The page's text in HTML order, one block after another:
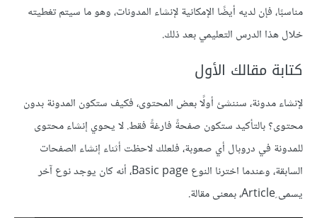
مناسبًا، فإن لديه أيضًا الإمكانية لإنشاء المدونات، وهو ما سيتم تغطيته
خلال هذا الدرس التعليمي بعد ذلك.
كتابة مقالك الأول
لإنشاء مدونة، سننشئ أولًا بعض المحتوى، فكيف ستكون المدونة بدون
محتوى؟ بالتأكيد ستكون صفحةً فارغةً فقط. لا يحوي إنشاء محتوى
للمدونة في دروبال أي صعوبة، فلعلك لاحظت أثناء إنشاء الصفحات
السابقة، وعندما اخترنا النوع Basic page، أنه كان يوجد نوع آخر
يسمى ِArticle، بمعنى مقالة.